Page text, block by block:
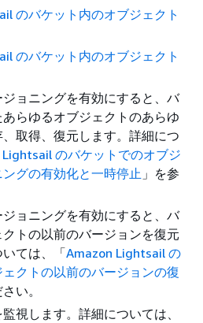
のバケット内のオブジェクト
のバケット内のオブジェクト
ョニングを有効にすると、バ
らゆるオブジェクトのあらゆ
取得、復元します。詳細につ
のバケットでのオブジ
グの有効化と一時停止 」を参
ョニングを有効にすると、バ
トの以前のバージョンを復元
ては、「Amazon Lightsail の
クトの以前のバージョンの復
い。
視します。詳細については、